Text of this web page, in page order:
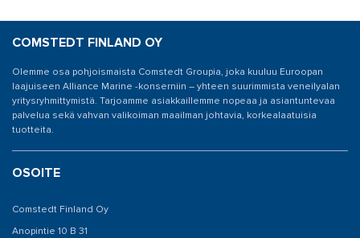
COMSTEDT FINLAND OY
Olemme osa pohjoismaista Comstedt Groupia, joka kuuluu Euroopan
laajuiseen Alliance Marine -konserniin – yhteen suurimmista veneilyalan
yritysryhmittymistä. Tarjoamme asiakkaillemme nopeaa ja asiantuntevaa
palvelua sekä vahvan valikoiman maailman johtavia, korkealaatuisia
tuotteita.
OSOITE
Comstedt Finland Oy
Anopintie 10 B 31